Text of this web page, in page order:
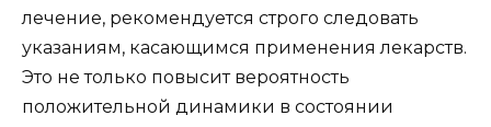
лечение, рекомендуется строго следовать
указаниям, касающимся применения лекарств.
Это не только повысит вероятность
положительной динамики в состоянии